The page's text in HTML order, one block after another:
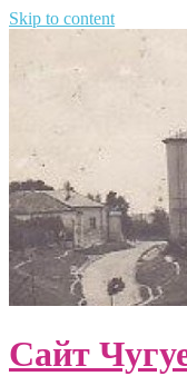
Skip to content
Сайт